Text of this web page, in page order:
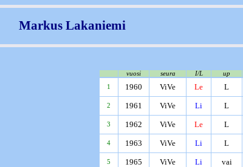
Markus Lakaniemi
vuosi seura I/L up
1
1960 ViVe Le L
2 1961 ViVe Li L
3 1962 ViVe Le L
4 1963 ViVe Li L
5 1965 ViVe Li vai